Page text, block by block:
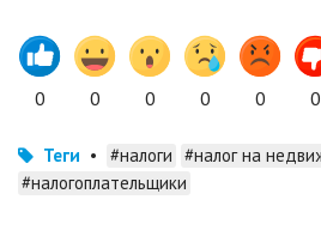
0 0 0 0 0 0
Теги • #налоги #налог на
#налогоплательщики